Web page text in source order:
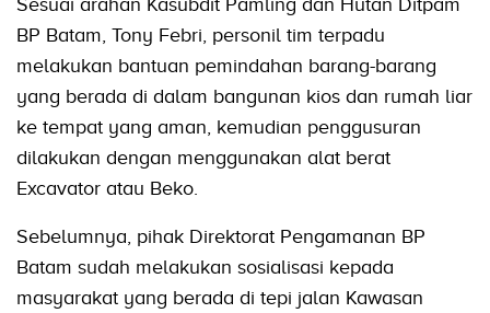
Sesuai arahan Kasubdit Pamling dan Hutan Ditpam
BP Batam, Tony Febri, personil tim terpadu
melakukan bantuan pemindahan barang-barang
yang berada di dalam bangunan kios dan rumah liar
ke tempat yang aman, kemudian penggusuran
dilakukan dengan menggunakan alat berat
Excavator atau Beko.
Sebelumnya, pihak Direktorat Pengamanan BP
Batam sudah melakukan sosialisasi kepada
masyarakat yang berada di tepi jalan Kawasan